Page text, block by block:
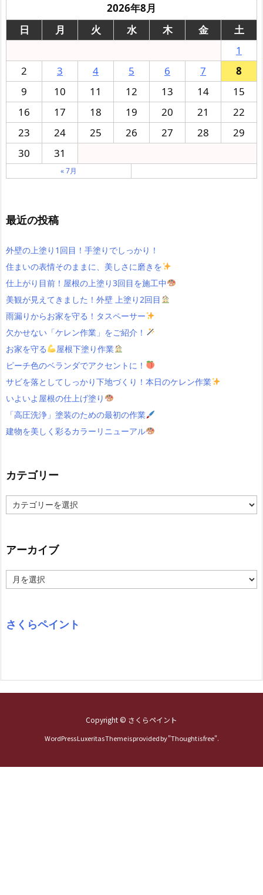
2026年8月
日
月 火 水 木 金
土
1
2
3 4 5 6 7
8
9
10 11 12 13 14
15
16
17 18 19 20 21
22
23
24 25 26 27 28
29
30
31
« 7月
最近の投稿
外壁の上塗り1回目！手塗りでしっかり！
住まいの表情そのままに、美しさに磨きを
仕上がり目前！屋根の上塗り3回目を施工中
美観が見えてきました！外壁 上塗り2回目
雨漏りからお家を守る！タスペーサー
欠かせない「ケレン作業」をご紹介！
お家を守る
屋根下塗り作業
ピーチ色のベランダでアクセントに！
サビを落としてしっかり下地づくり！本日のケレン作業
いよいよ屋根の仕上げ塗り
「高圧洗浄」塗装のための最初の作業
建物を美しく彩るカラーリニューアル
カテゴリー
テ
ー
アーカイブ
ー
ブ
さくらペイント
Copyright © さくらペイント
WordPress Luxeritas Theme is provided by "Thought is free".